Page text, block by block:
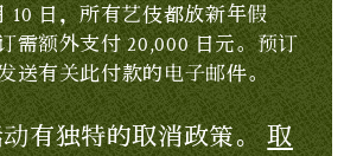
10 日，所有艺伎都放新年假
需额外支付 20,000 日元。预订
送有关此付款的电子邮件。
有独特的取消政策。取